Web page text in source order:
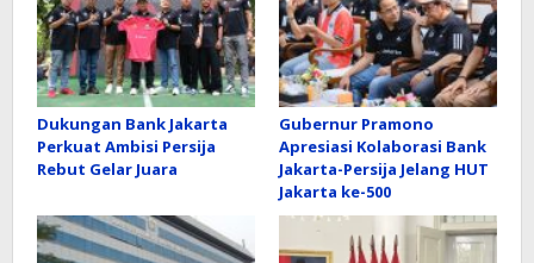
Dukungan Bank Jakarta
Perkuat Ambisi Persija
Rebut Gelar Juara
Gubernur Pramono
Apresiasi Kolaborasi Bank
Jakarta-Persija Jelang HUT
Jakarta ke-500